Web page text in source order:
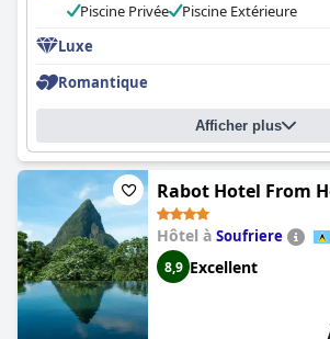
Piscine Privée
Piscine Extérieure
Luxe
Romantique
Afficher plus
Rabot Hotel From
Hôtel à Soufriere
8,9 Excellent